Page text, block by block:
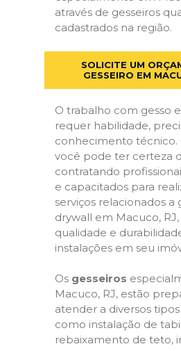
através de gesseiros
cadastrados na região.
SOLICITE UM
GESSEIRO EM
O trabalho com gesso
requer habilidade,
conhecimento técnico.
você pode ter certeza
contratando
e capacitados para
serviços relacionados a
drywall em Macuco,
qualidade e
instalações em seu
Os gesseiros
Macuco, RJ, estão
atender a diversos
como instalação de
rebaixamento de teto,